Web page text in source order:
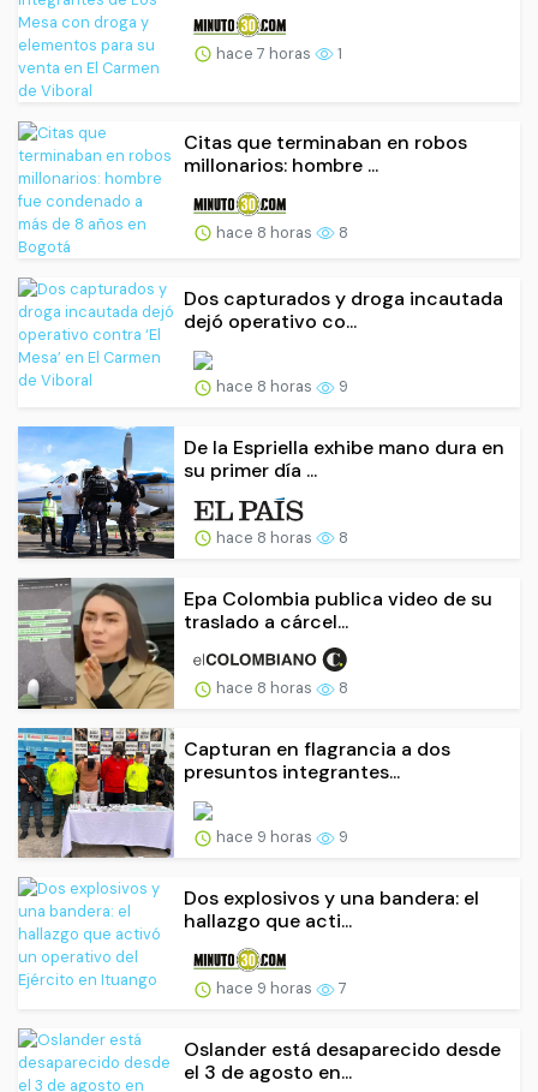
hace 7 horas 1
Citas que terminaban en robos
millonarios: hombre ...
hace 8 horas 8
Dos capturados y droga incautada
dejó operativo co...
hace 8 horas 9
De la Espriella exhibe mano dura en
su primer día ...
hace 8 horas 8
Epa Colombia publica video de su
traslado a cárcel...
hace 8 horas 8
Capturan en flagrancia a dos
presuntos integrantes...
hace 9 horas 9
Dos explosivos y una bandera: el
hallazgo que acti...
hace 9 horas 7
Oslander está desaparecido desde
el 3 de agosto en...